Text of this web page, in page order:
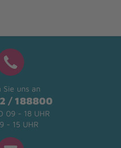
Sie uns an
/ 188800
09 - 18 UHR
- 15 UHR